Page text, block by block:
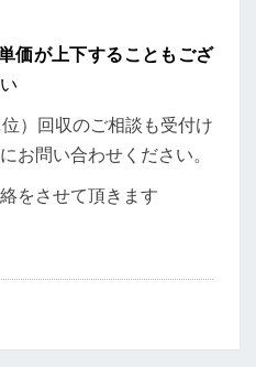
価が上下することもござ
い
）回収のご相談も受付け
お問い合わせください。
をさせて頂きます